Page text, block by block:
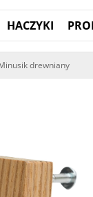
HACZYKI
drewniany